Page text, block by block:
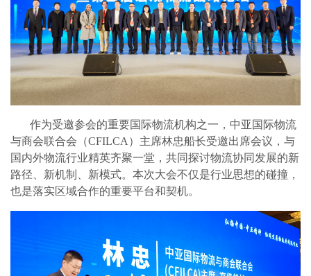
作为受邀参会的重要国际物流机构之一，中亚国际物流
与商会联合会（CFILCA）主席林忠船长受邀出席会议，与
国内外物流行业精英齐聚一堂，共同探讨物流协同发展的新
路径、新机制、新模式。本次大会不仅是行业思想的碰撞，
也是落实区域合作的重要平台和契机。